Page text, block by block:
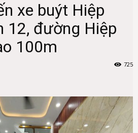
xe buýt Hiệp
12, đường Hiệp
100m
725